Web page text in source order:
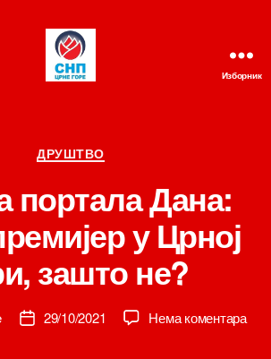
Изборник
Категорије
ДРУШТВО
портала Дана:
у Црној
зашто не?
Датум29/10/2021 Нема коментарана